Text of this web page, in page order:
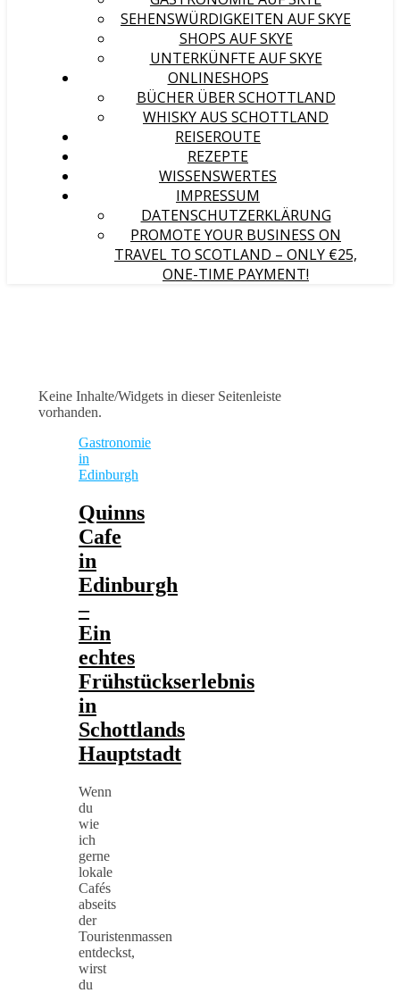
SEHENSWÜRDIGKEITEN AUF SKYE
SHOPS AUF SKYE
UNTERKÜNFTE AUF SKYE
ONLINESHOPS
BÜCHER ÜBER SCHOTTLAND
WHISKY AUS SCHOTTLAND
REISEROUTE
REZEPTE
WISSENSWERTES
IMPRESSUM
DATENSCHUTZERKLÄRUNG
PROMOTE YOUR BUSINESS ON
TRAVEL TO SCOTLAND – ONLY €25,
ONE-TIME PAYMENT!
Keine Inhalte/Widgets in dieser Seitenleiste
vorhanden.
Gastronomie
in
Edinburgh
Quinns
Cafe
in
Edinburgh
–
Ein
echtes
Frühstückserlebnis
in
Schottlands
Hauptstadt
Wenn
du
wie
ich
gerne
lokale
Cafés
abseits
der
Touristenmassen
entdeckst,
wirst
du